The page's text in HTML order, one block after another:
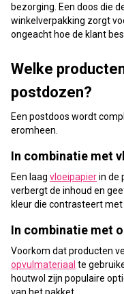
bezorging. Een doos die
winkelverpakking zorgt
ongeacht hoe de klant
Welke
postdozen?
Een postdoos wordt
eromheen.
In combinatie met
Een laag vloeipapierin de
verbergt de inhoud en
kleur die contrasteert met
In combinatie met
Voorkom dat producten
opvulmateriaal te
houtwol zijn populaire